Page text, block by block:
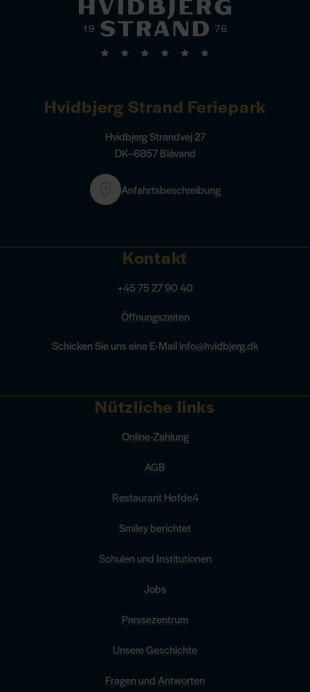
Nützliche links
Online-Zahlung
AGB
Restaurant Høfde4
Smiley berichtet
Schulen und Institutionen
Jobs
Pressezentrum
Unsere Geschichte
Fragen und Antworten
Hvidbjerg Strand Feriepark
Hvidbjerg Strandvej 27
DK–6857 Blåvand
Anfahrtsbeschreibung
Kontakt
+45 75 27 90 40
Öffnungszeiten
Schicken Sie uns eine E-Mailinfo@hvidbjerg.dk